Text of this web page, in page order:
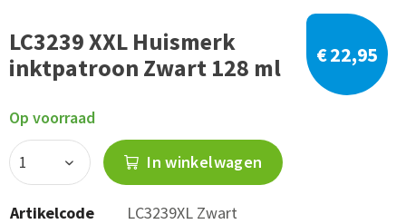
LC3239 XXL Huismerk
inktpatroon Zwart 128 ml
€ 22,95
Op voorraad
In winkelwagen
Artikelcode
LC3239XL Zwart